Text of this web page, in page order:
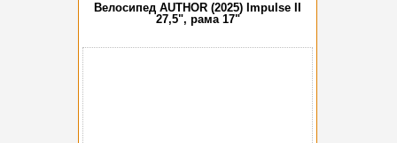
Велосипед AUTHOR (2025) Impulse II
27,5", рама 17"